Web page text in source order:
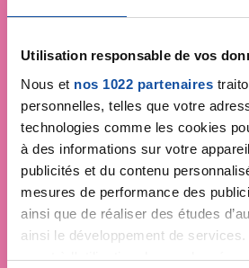
Utilisation responsable de vos
Nous et nos 1022 partenaires
personnelles, telles que votre
technologies comme les cookies
à des informations sur votre
publicités et du contenu
mesures de performance des
ainsi que de réaliser des études
ainsi le développement de
quant à l'utilisation de vos données